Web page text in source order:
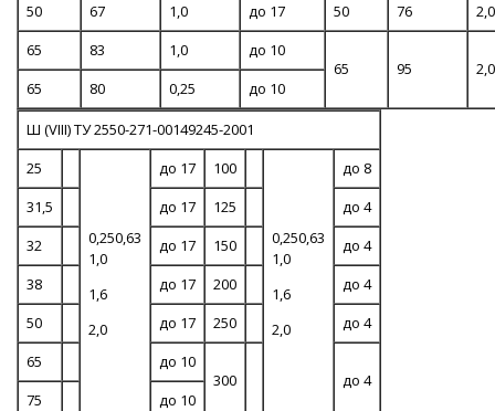
50
67 1,0 до 17 50 76
2,0
65
83 1,0
до 10
65
95
2,0
65
80 0,25 до 10
Ш (VIII) ТУ 2550-271-00149245-2001
25
0,250,63
1,0
1,6
2,0
до 17 100
0,250,63
1,0
1,6
2,0
до 8
31,5
до 17 125
до 4
32
до 17 150
до 4
38
до 17 200
до 4
50
до 17 250
до 4
65
до 10
300
до 4
75
до 10